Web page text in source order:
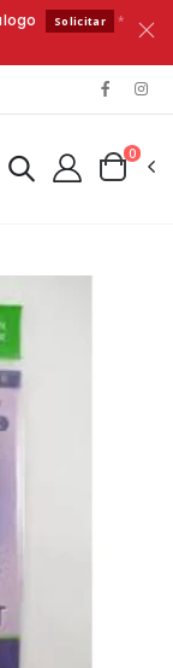
Solicitar
*
0